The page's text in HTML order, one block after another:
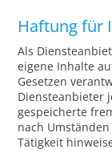
Haftung für
Als
eigene Inhalte
Gesetzen
Diensteanbieter
gespeicherte
nach
Tätigkeit